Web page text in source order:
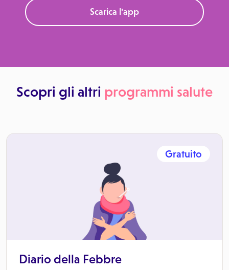
Scarica l'app
Scopri gli altri programmi salute
Gratuito
Diario della Febbre